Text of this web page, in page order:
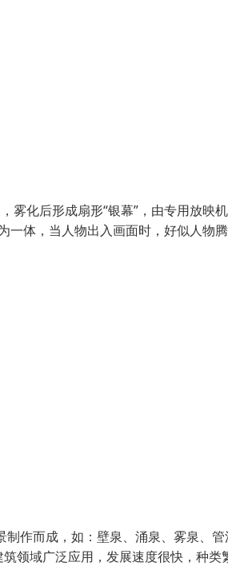
雾化后形成扇形“银幕”，由专用放映
一体，当人物出入画面时，好似人物腾
作而成，如：壁泉、涌泉、雾泉、
领域广泛应用，发展速度很快，种类